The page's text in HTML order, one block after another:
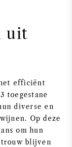
uit
efficiënt
toegestane
diverse en
Op deze
om hun
blijven